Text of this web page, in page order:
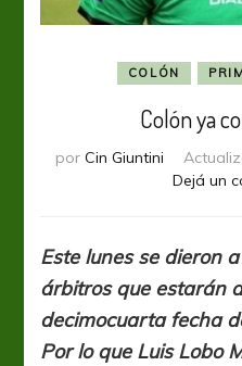
COLÓN
Colón ya
por Cin Giuntini
Dejá un
Este lunes se dieron
árbitros que estarán
decimocuarta fecha
Por lo que Luis Lobo